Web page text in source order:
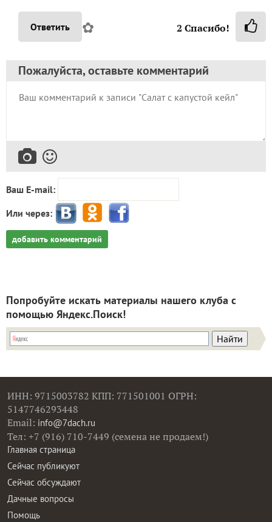
Ответить ✿ 2 Спасибо!
Пожалуйста, оставьте комментарий
Ваш E-mail:
Или через:
добавить комментарий
Попробуйте искать материалы нашего клуба с
помощью Яндекс.Поиск!
ИНН: 9715003782 КПП: 771501001 ОГРН:
5147746293448
Email: info@7dach.ru
Тел: +7 (916) 710-7449 (семена не продаем!)
Главная страница
Сейчас публикуют
Сейчас обсуждают
Дачные вопросы
Помощь